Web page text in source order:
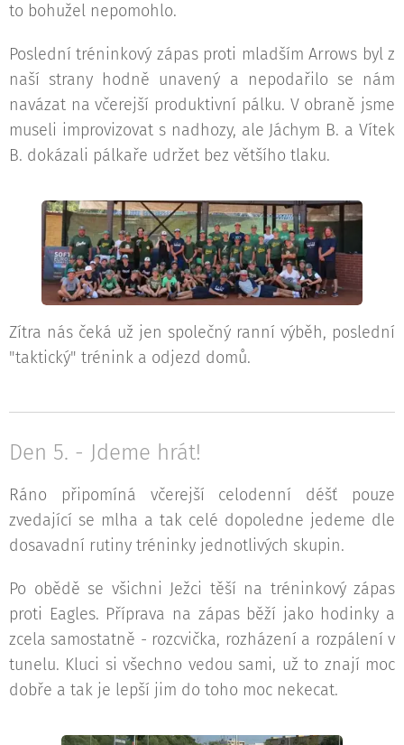
to bohužel nepomohlo.
Poslední tréninkový zápas proti mladším Arrows byl z
naší strany hodně unavený a nepodařilo se nám
navázat na včerejší produktivní pálku. V obraně jsme
museli improvizovat s nadhozy, ale Jáchym B. a Vítek
B. dokázali pálkaře udržet bez většího tlaku.
Zítra nás čeká už jen společný ranní výběh, poslední
"taktický" trénink a odjezd domů.
Den 5. - Jdeme hrát!
Ráno připomíná včerejší celodenní déšť pouze
zvedající se mlha a tak celé dopoledne jedeme dle
dosavadní rutiny tréninky jednotlivých skupin.
Po obědě se všichni Ježci těší na tréninkový zápas
proti Eagles. Příprava na zápas běží jako hodinky a
zcela samostatně - rozcvička, rozházení a rozpálení v
tunelu. Kluci si všechno vedou sami, už to znají moc
dobře a tak je lepší jim do toho moc nekecat.